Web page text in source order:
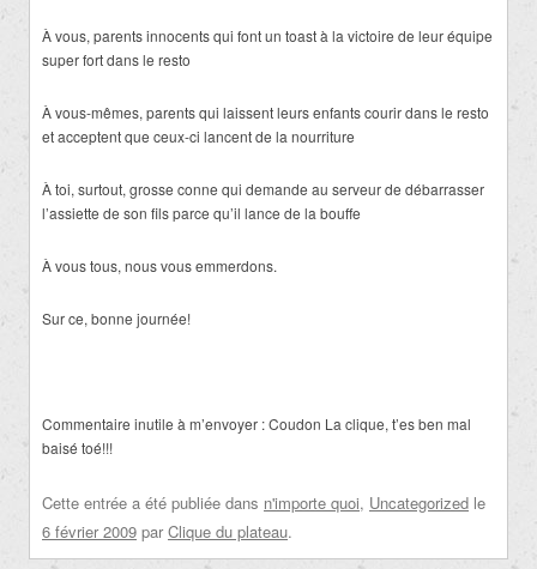
À vous, parents innocents qui font un toast à la victoire de leur équipe
super fort dans le resto
À vous-mêmes, parents qui laissent leurs enfants courir dans le resto
et acceptent que ceux-ci lancent de la nourriture
À toi, surtout, grosse conne qui demande au serveur de débarrasser
l’assiette de son fils parce qu’il lance de la bouffe
À vous tous, nous vous emmerdons.
Sur ce, bonne journée!
Commentaire inutile à m’envoyer : Coudon La clique, t’es ben mal
baisé toé!!!
Cette entrée a été publiée dans n'importe quoi, Uncategorized le
6 février 2009 par Clique du plateau.